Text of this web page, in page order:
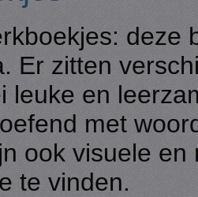
deze
Er zitten
leuke en
met
ook visuele
te vinden.